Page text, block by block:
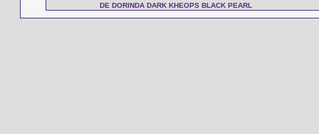
DE DORINDA DARK KHEOPS BLACK PEARL